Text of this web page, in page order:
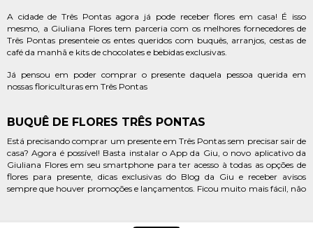
A cidade de Três Pontas agora já pode receber flores em casa! É isso
mesmo, a Giuliana Flores tem parceria com os melhores fornecedores de
Três Pontas presenteie os entes queridos com buquês, arranjos, cestas de
café da manhã e kits de chocolates e bebidas exclusivas.
Já pensou em poder comprar o presente daquela pessoa querida em
nossas floriculturas em Três Pontas
BUQUÊ DE FLORES TRÊS PONTAS
Está precisando comprar um presente em Três Pontas sem precisar sair de
casa? Agora é possível! Basta instalar o App da Giu, o novo aplicativo da
Giuliana Flores em seu smartphone para ter acesso à todas as opções de
flores para presente, dicas exclusivas do Blog da Giu e receber avisos
sempre que houver promoções e lançamentos. Ficou muito mais fácil, não